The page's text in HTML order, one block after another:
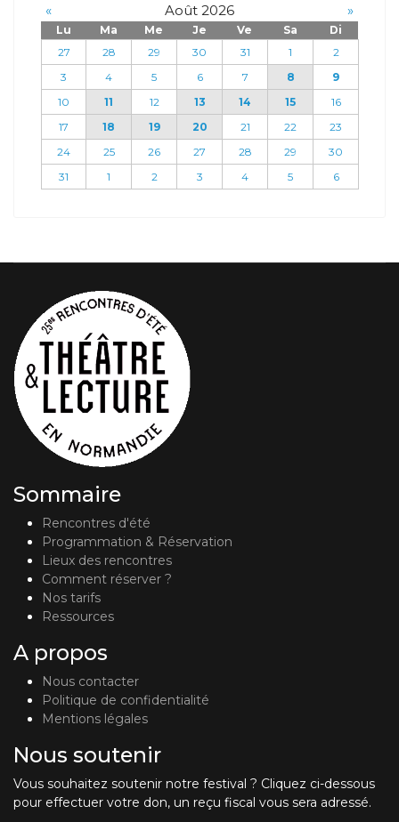
« Août 2026 »
Lu Ma Me Je Ve Sa
Di
27
28 29 30 31 1
2
3
4 5 6 7 8
9
10
11 12 13 14 15
16
17
18 19 20 21 22
23
24
25 26 27 28 29
30
31
1 2 3 4 5 6
Sommaire
Rencontres d'été
Programmation & Réservation
Lieux des rencontres
Comment réserver ?
Nos tarifs
Ressources
A propos
Nous contacter
Politique de confidentialité
Mentions légales
Nous soutenir
Vous souhaitez soutenir notre festival ? Cliquez ci-dessous
pour effectuer votre don, un reçu fiscal vous sera adressé.